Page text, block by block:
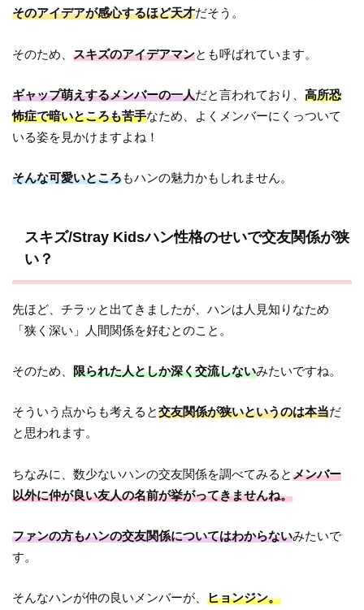
そのアイデアが感心するほど天才だそう。
そのため、スキズのアイデアマンとも呼ばれています。
ギャップ萌えするメンバーの一人だと言われており、高所恐
怖症で暗いところも苦手なため、よくメンバーにくっついて
いる姿を見かけますよね！
そんな可愛いところもハンの魅力かもしれません。
スキズ/Stray Kidsハン性格のせいで交友関係が狭
い？
先ほど、チラッと出てきましたが、ハンは人見知りなため
「狭く深い」人間関係を好むとのこと。
そのため、限られた人としか深く交流しないみたいですね。
そういう点からも考えると交友関係が狭いというのは本当だ
と思われます。
ちなみに、数少ないハンの交友関係を調べてみるとメンバー
以外に仲が良い友人の名前が挙がってきませんね。
ファンの方もハンの交友関係についてはわからないみたいで
す。
そんなハンが仲の良いメンバーが、ヒョンジン。